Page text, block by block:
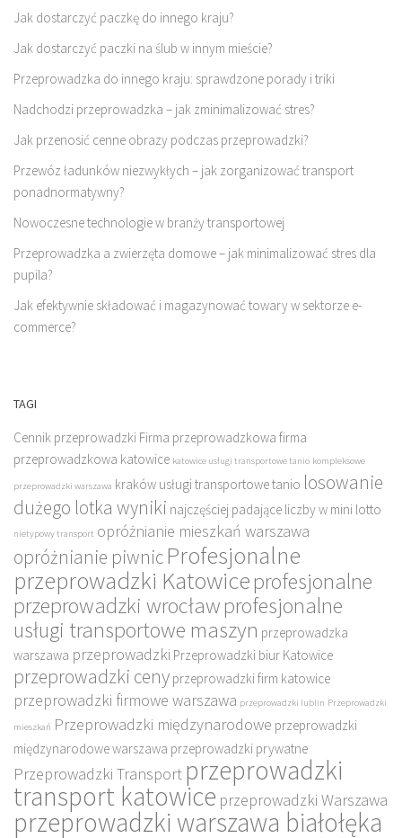
Jak dostarczyć paczkę do innego kraju?
Jak dostarczyć paczki na ślub w innym mieście?
Przeprowadzka do innego kraju: sprawdzone porady i triki
Nadchodzi przeprowadzka – jak zminimalizować stres?
Jak przenosić cenne obrazy podczas przeprowadzki?
Przewóz ładunków niezwykłych – jak zorganizować transport
ponadnormatywny?
Nowoczesne technologie w branży transportowej
Przeprowadzka a zwierzęta domowe – jak minimalizować stres dla
pupila?
Jak efektywnie składować i magazynować towary w sektorze e-
commerce?
TAGI
Cennik przeprowadzki Firma przeprowadzkowa firma
przeprowadzkowa katowice katowice usługi transportowe tanio kompleksowe
przeprowadzki warszawa kraków usługi transportowe tanio losowanie
dużego lotka wyniki najczęściej padające liczby w mini lotto
nietypowy transport opróżnianie mieszkań warszawa
opróżnianie piwnicProfesjonalne
przeprowadzki Katowiceprofesjonalne
przeprowadzki wrocławprofesjonalne
usługi transportowe maszyn przeprowadzka
warszawa przeprowadzki Przeprowadzki biur Katowice
przeprowadzki ceny przeprowadzki firm katowice
przeprowadzki firmowe warszawa przeprowadzki lublin Przeprowadzki
mieszkań Przeprowadzki międzynarodowe przeprowadzki
międzynarodowe warszawa przeprowadzki prywatne
Przeprowadzki Transport przeprowadzki
transport katowice przeprowadzki Warszawa
przeprowadzki warszawa białołęka